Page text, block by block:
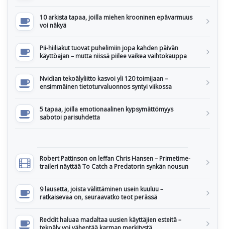
10 arkista tapaa, joilla miehen krooninen epävarmuus
voi näkyä
Pii-hiiliakut tuovat puhelimiin jopa kahden päivän
käyttöajan – mutta niissä piilee vaikea vaihtokauppa
Nvidian tekoälyliitto kasvoi yli 120 toimijaan –
ensimmäinen tietoturvaluonnos syntyi viikossa
5 tapaa, joilla emotionaalinen kypsymättömyys
sabotoi parisuhdetta
Robert Pattinson on leffan Chris Hansen – Primetime-
traileri näyttää To Catch a Predatorin synkän nousun
9 lausetta, joista välittäminen usein kuuluu –
ratkaisevaa on, seuraavatko teot perässä
Reddit haluaa madaltaa uusien käyttäjien esteitä –